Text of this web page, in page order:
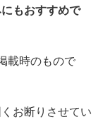
もおすすめで
載時のもので
お断りさせてい